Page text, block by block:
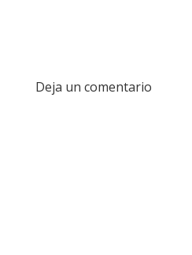
Deja un comentario